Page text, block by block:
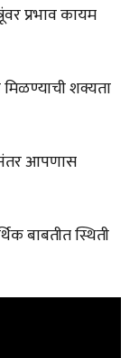
प्रभाव कायम
मिळण्याची शक्यता
आपणास
बाबतीत स्थिती